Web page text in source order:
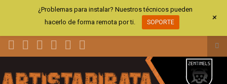
el
¿Problemas para instalar? Nuestros técnicos pueden
hacerlo de forma remota por ti.
SOPORTE +